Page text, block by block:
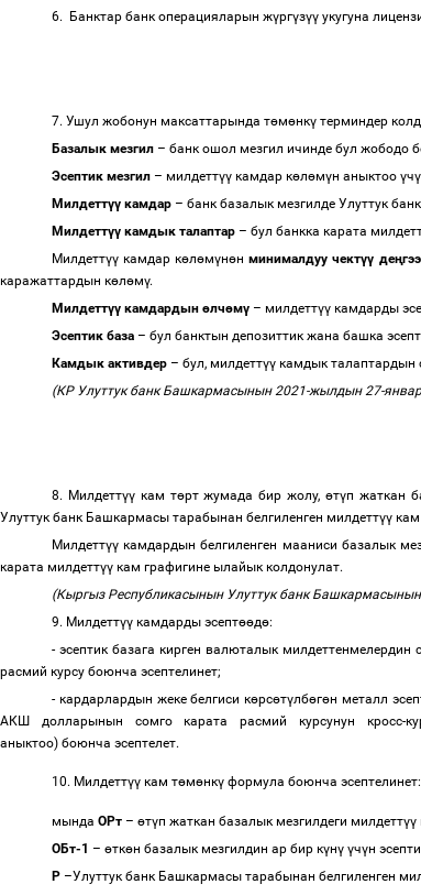
6. Банктар банк операцияларын жүргүзүү укугуна
7. Ушул жобонун максаттарында төмөнкү терминдер
Базалык мезгил – банк ошол мезгил ичинде бул жободо
Эсептик мезгил – милдеттүү камдар көлөмүн аныктоо үчү
Милдеттүү камдар – банк базалык мезгилде Улуттук
Милдеттүү камдык талаптар – бул банкка карата
Милдеттүү камдар көлөмүнөнминималдуу чектүү дең
каражаттардын көлөмү.
Милдеттүү камдардын өлчөмү – милдеттүү камдарды
Эсептик база – бул банктын депозиттик жана башка
Камдык активдер – бул, милдеттүү камдык талаптардын
(КР Улуттук банк Башкармасынын 2021-жылдын 27-
8. Милдеттүүкам төрт жумада бир жолу,өтүп жаткан
Улуттук банк Башкармасы тарабынан белгиленген милдеттүү кам
Милдеттүү камдардын белгиленген мааниси базалык
карата милдеттүү кам графигине ылайык колдонулат.
(Кыргыз Республикасынын Улуттук банк
9. Милдеттүү камдарды эсептөөдө:
- эсептик базага кирген валюталык милдеттенмелердин
расмий курсу боюнча эсептелинет;
- кардарлардын жеке белгиси көрсөтүлбөгөн металл
АКШ долларынын сомго карата расмий курсунун кросс-
аныктоо) боюнча эсептелет.
10. Милдеттүү кам төмөнкү формула боюнча эсептелинет:
мында OРт – өтүп жаткан базалык мезгилдеги милдеттүү
ОБт-1 – өткөн базалык мезгилдин ар бир күнү үчүн
Р –Улуттук банк Башкармасы тарабынан белгиленген